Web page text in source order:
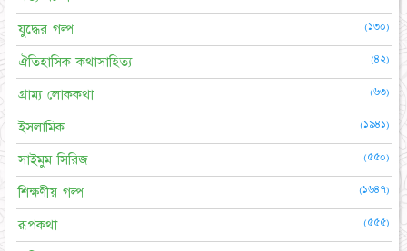
যুদ্ধের গল্প (১৩০)
ঐতিহাসিক কথাসাহিত্য (৪২)
গ্রাম্য লোককথা (৬৩)
ইসলামিক (১৯৪১)
সাইমুম সিরিজ (৫৫০)
শিক্ষণীয় গল্প (১৬৪৭)
রূপকথা (৫৫৫)